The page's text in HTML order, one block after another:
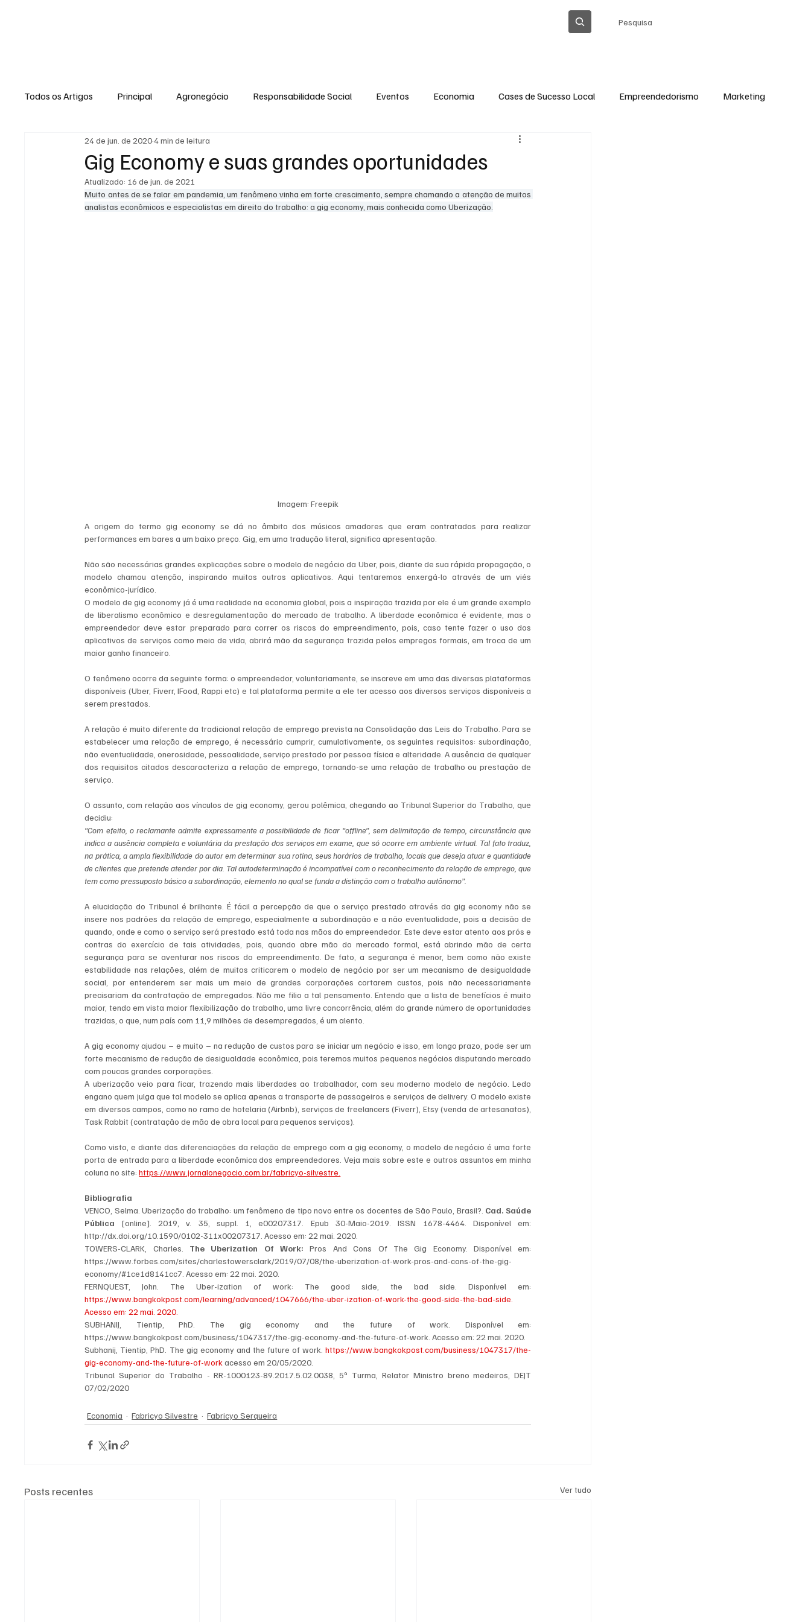
Pesquisa
Todos os Artigos Principal Agronegócio Responsabilidade Social Eventos Economia Cases de Sucesso Local Empreendedorismo Marketing
Expediente Morro do Coco Conselheiro Josino Espírito Santinho
Dielly Rangel Fabricyo Silvestre João Carlos Campista Fabricyo Serqueira Sérgio Lima Eventos
Gig Economy e suas grandes oportunidades
24 de jun. de 20204 min de leitura
Atualizado: 16 de jun. de 2021
Muito antes de se falar em pandemia, um fenômeno vinha em forte crescimento, sempre chamando a atenção de muitos
analistas econômicos e especialistas em direito do trabalho: a gig economy, mais conhecida como Uberização.
Imagem: Freepik
A origem do termo gig economy se dá no âmbito dos músicos amadores que eram contratados para realizar
performances em bares a um baixo preço. Gig, em uma tradução literal, significa apresentação.
Não são necessárias grandes explicações sobre o modelo de negócio da Uber, pois, diante de sua rápida propagação, o
modelo chamou atenção, inspirando muitos outros aplicativos. Aqui tentaremos enxergá-lo através de um viés
econômico-jurídico.
O modelo de gig economy já é uma realidade na economia global, pois a inspiração trazida por ele é um grande exemplo
de liberalismo econômico e desregulamentação do mercado de trabalho. A liberdade econômica é evidente, mas o
empreendedor deve estar preparado para correr os riscos do empreendimento, pois, caso tente fazer o uso dos
aplicativos de serviços como meio de vida, abrirá mão da segurança trazida pelos empregos formais, em troca de um
maior ganho financeiro.
O fenômeno ocorre da seguinte forma: o empreendedor, voluntariamente, se inscreve em uma das diversas plataformas
disponíveis (Uber, Fiverr, IFood, Rappi etc) e tal plataforma permite a ele ter acesso aos diversos serviços disponíveis a
serem prestados.
A relação é muito diferente da tradicional relação de emprego prevista na Consolidação das Leis do Trabalho. Para se
estabelecer uma relação de emprego, é necessário cumprir, cumulativamente, os seguintes requisitos: subordinação,
não eventualidade, onerosidade, pessoalidade, serviço prestado por pessoa física e alteridade. A ausência de qualquer
dos requisitos citados descaracteriza a relação de emprego, tornando-se uma relação de trabalho ou prestação de
serviço.
O assunto, com relação aos vínculos de gig economy, gerou polêmica, chegando ao Tribunal Superior do Trabalho, que
decidiu:
“Com efeito, o reclamante admite expressamente a possibilidade de ficar “offline”, sem delimitação de tempo, circunstância que
indica a ausência completa e voluntária da prestação dos serviços em exame, que só ocorre em ambiente virtual. Tal fato traduz,
na prática, a ampla flexibilidade do autor em determinar sua rotina, seus horários de trabalho, locais que deseja atuar e quantidade
de clientes que pretende atender por dia. Tal autodeterminação é incompatível com o reconhecimento da relação de emprego, que
tem como pressuposto básico a subordinação, elemento no qual se funda a distinção com o trabalho autônomo”.
A elucidação do Tribunal é brilhante. É fácil a percepção de que o serviço prestado através da gig economy não se
insere nos padrões da relação de emprego, especialmente a subordinação e a não eventualidade, pois a decisão de
quando, onde e como o serviço será prestado está toda nas mãos do empreendedor. Este deve estar atento aos prós e
contras do exercício de tais atividades, pois, quando abre mão do mercado formal, está abrindo mão de certa
segurança para se aventurar nos riscos do empreendimento. De fato, a segurança é menor, bem como não existe
estabilidade nas relações, além de muitos criticarem o modelo de negócio por ser um mecanismo de desigualdade
social, por entenderem ser mais um meio de grandes corporações cortarem custos, pois não necessariamente
precisariam da contratação de empregados. Não me filio a tal pensamento. Entendo que a lista de benefícios é muito
maior, tendo em vista maior flexibilização do trabalho, uma livre concorrência, além do grande número de oportunidades
trazidas, o que, num país com 11,9 milhões de desempregados, é um alento.
A gig economy ajudou – e muito – na redução de custos para se iniciar um negócio e isso, em longo prazo, pode ser um
forte mecanismo de redução de desigualdade econômica, pois teremos muitos pequenos negócios disputando mercado
com poucas grandes corporações.
A uberização veio para ficar, trazendo mais liberdades ao trabalhador, com seu moderno modelo de negócio. Ledo
engano quem julga que tal modelo se aplica apenas a transporte de passageiros e serviços de delivery. O modelo existe
em diversos campos, como no ramo de hotelaria (Airbnb), serviços de freelancers (Fiverr), Etsy (venda de artesanatos),
Task Rabbit (contratação de mão de obra local para pequenos serviços).
Como visto, e diante das diferenciações da relação de emprego com a gig economy, o modelo de negócio é uma forte
porta de entrada para a liberdade econômica dos empreendedores. Veja mais sobre este e outros assuntos em minha
coluna no site: https://www.jornalonegocio.com.br/fabricyo-silvestre.
Bibliografia
VENCO, Selma. Uberização do trabalho: um fenômeno de tipo novo entre os docentes de São Paulo, Brasil?. Cad. Saúde
Pública [online]. 2019, v. 35, suppl. 1, e00207317. Epub 30-Maio-2019. ISSN 1678-4464. Disponível em:
http://dx.doi.org/10.1590/0102-311x00207317. Acesso em: 22 mai. 2020.
TOWERS-CLARK, Charles. The Uberization Of Work: Pros And Cons Of The Gig Economy. Disponível em:
https://www.forbes.com/sites/charlestowersclark/2019/07/08/the-uberization-of-work-pros-and-cons-of-the-gig-
economy/#1ce1d8141cc7. Acesso em: 22 mai. 2020.
https://www.bangkokpost.com/learning/advanced/1047666/the-uber-ization-of-work-the-good-side-the-bad-side.
Acesso em: 22 mai. 2020.
SUBHANIJ, Tientip, PhD. The gig economy and the future of work. Disponível em:
https://www.bangkokpost.com/business/1047317/the-gig-economy-and-the-future-of-work. Acesso em: 22 mai. 2020.
Subhanij, Tientip, PhD. The gig economy and the future of work. https://www.bangkokpost.com/business/1047317/the-
gig-economy-and-the-future-of-work acesso em 20/05/2020.
Tribunal Superior do Trabalho - RR-1000123-89.2017.5.02.0038, 5ª Turma, Relator Ministro breno medeiros, DEJT
07/02/2020
Economia Fabricyo Silvestre Fabricyo Serqueira
Posts recentes Ver tudo